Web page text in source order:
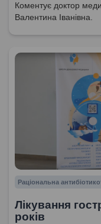
Коментує доктор
Валентина Іванівна.
Раціональна
Лікування
років